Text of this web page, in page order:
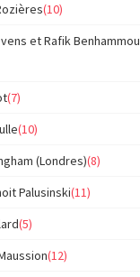
(10)
et Rafik Benhammou
(7)
(10)
(Londres)(8)
Palusinski(11)
(5)
(12)